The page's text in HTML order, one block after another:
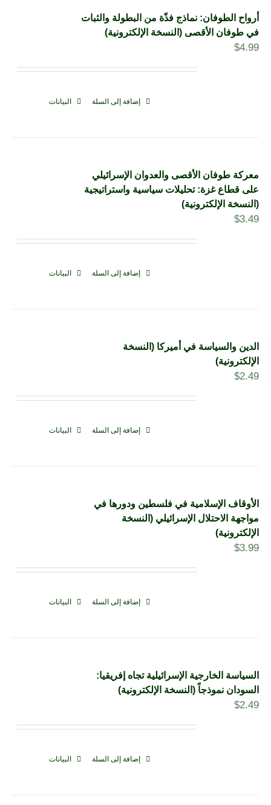
أرواح الطوفان: نماذج فذّة من البطولة والثبات
في طوفان الأقصى (النسخة الإلكترونية)
$4.99
إضافة إلى السلة البيانات
معركة طوفان الأقصى والعدوان الإسرائيلي
على قطاع غزة: تحليلات سياسية واستراتيجية
(النسخة الإلكترونية)
$3.49
إضافة إلى السلة البيانات
الدين والسياسة في أميركا (النسخة
الإلكترونية)
$2.49
إضافة إلى السلة البيانات
الأوقاف الإسلامية في فلسطين ودورها في
مواجهة الاحتلال الإسرائيلي (النسخة
الإلكترونية)
$3.99
إضافة إلى السلة البيانات
السياسة الخارجية الإسرائيلية تجاه إفريقيا:
السودان نموذجاً (النسخة الإلكترونية)
$2.49
إضافة إلى السلة البيانات